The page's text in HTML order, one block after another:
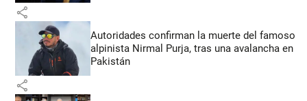
share
Autoridades confirman la muerte del famoso
alpinista Nirmal Purja, tras una avalancha en
Pakistán
share